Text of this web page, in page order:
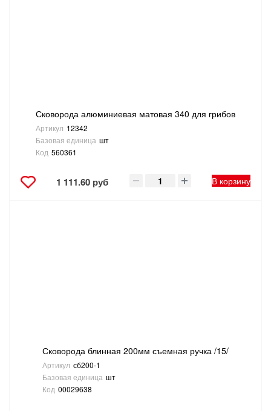
Сковорода алюминиевая матовая 340 для грибов
Артикул 12342
Базовая единица шт
Код 560361
1 111.60 руб В корзину
Сковорода блинная 200мм съемная ручка /15/
Артикул сб200-1
Базовая единица шт
Код 00029638